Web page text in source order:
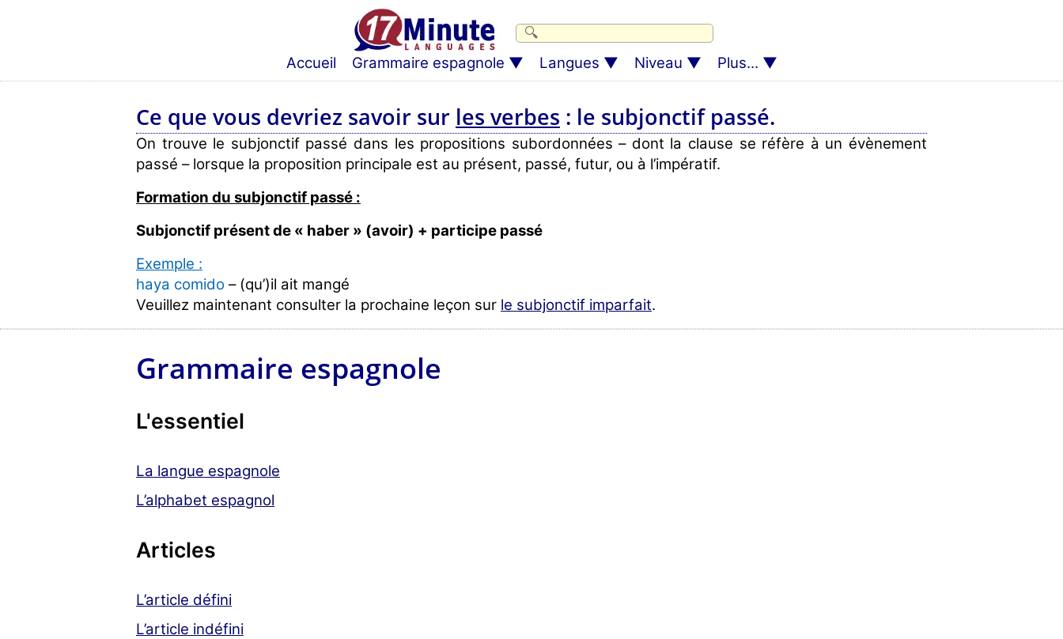
Accueil Grammaire espagnole Langues Niveau Plus...
Ce que vous devriez savoir sur les verbes : le subjonctif passé.
On trouve le subjonctif passé dans les propositions subordonnées – dont la clause se réfère à un évènement
passé – lorsque la proposition principale est au présent, passé, futur, ou à l’impératif.
Formation du subjonctif passé :
Subjonctif présent de « haber » (avoir) + participe passé
Exemple :
haya comido – (qu’)il ait mangé
Veuillez maintenant consulter la prochaine leçon sur le subjonctif imparfait.
Grammaire espagnole
L'essentiel
La langue espagnole
L’alphabet espagnol
Articles
L’article défini
L’article indéfini